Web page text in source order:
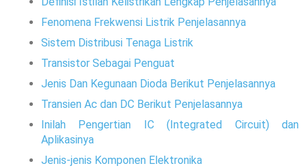
Fenomena Frekwensi Listrik Penjelasannya
Sistem Distribusi Tenaga Listrik
Transistor Sebagai Penguat
Jenis Dan Kegunaan Dioda Berikut Penjelasannya
Transien Ac dan DC Berikut Penjelasannya
Inilah Pengertian IC (Integrated Circuit) dan
Aplikasinya
Jenis-jenis Komponen Elektronika